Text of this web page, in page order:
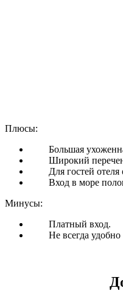
Плюсы:
Большая
Широкий
Для гостей отеля
Вход в море
Минусы:
Платный вход.
Не всегда удобно